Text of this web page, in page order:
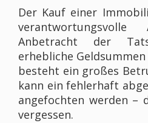
Der Kauf einer
verantwortungsvolle
Anbetracht der
erhebliche
besteht ein großes
kann ein fehlerhaft
angefochten werden –
vergessen.